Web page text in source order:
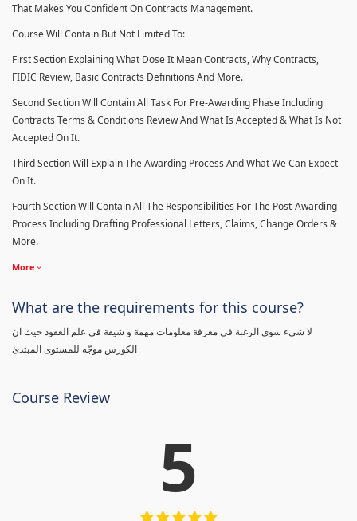
That Makes You Confident On Contracts Management.
Course Will Contain But Not Limited To:
First Section Explaining What Dose It Mean Contracts, Why Contracts,
FIDIC Review, Basic Contracts Definitions And More.
Second Section Will Contain All Task For Pre-Awarding Phase Including
Contracts Terms & Conditions Review And What Is Accepted & What Is Not
Accepted On It.
Third Section Will Explain The Awarding Process And What We Can Expect
On It.
Fourth Section Will Contain All The Responsibilities For The Post-Awarding
Process Including Drafting Professional Letters, Claims, Change Orders &
More.
More
What are the requirements for this course?
لا شيء سوى الرغبة في معرفة معلومات مهمة و شيقة في علم العقود حيث ان
الكورس موجّه للمستوى المبتدئ
Course Review
5